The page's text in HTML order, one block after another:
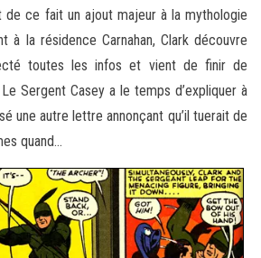
de ce fait un ajout majeur à la mythologie
à la résidence Carnahan, Clark découvre
toutes les infos et vient de finir de
Sergent Casey a le temps d’expliquer à
une autre lettre annonçant qu’il tuerait de
quand…